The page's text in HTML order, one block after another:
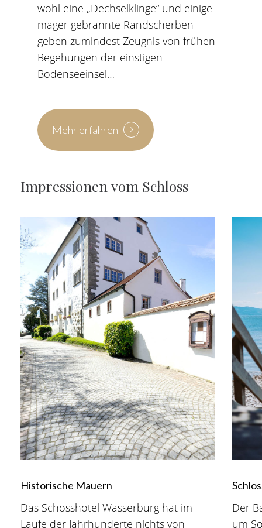
wohl eine „Dechselklinge“ und einige
mager gebrannte Randscherben
geben zumindest Zeugnis von frühen
Begehungen der einstigen
Bodenseeinsel…
Mehr erfahren
Mehr erfahren
Impressionen vom Schloss
Historische Mauern
Das Schosshotel Wasserburg hat im
Laufe der Jahrhunderte nichts von
Der
um